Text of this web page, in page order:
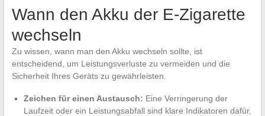
Wann den Akku der E-Zigarette
wechseln
Zu wissen, wann man den Akku wechseln sollte, ist
entscheidend, um Leistungsverluste zu vermeiden und die
Sicherheit Ihres Geräts zu gewährleisten.
Zeichen für einen Austausch: Eine Verringerung der
Laufzeit oder ein Leistungsabfall sind klare Indikatoren dafür,